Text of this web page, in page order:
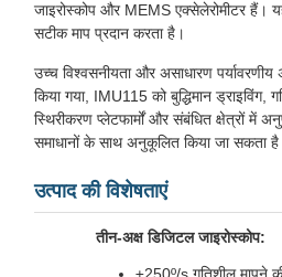
जाइरोस्कोप और MEMS एक्सेलेरोमीटर हैं।
सटीक माप प्रदान करता है।
उच्च विश्वसनीयता और असाधारण
किया गया, IMU115 को बुद्धिमान ड्राइविंग,
स्थिरीकरण प्लेटफार्मों और संबंधित क्षेत्रों में
समाधानों के साथ अनुकूलित किया जा सकता
उत्पाद की विशेषताएं
तीन-अक्ष डिजिटल जाइरोस्कोप: